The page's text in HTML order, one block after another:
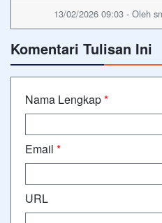
13/02/2026 09:03 - Oleh
Komentari Tulisan Ini
Nama Lengkap*
Email *
URL